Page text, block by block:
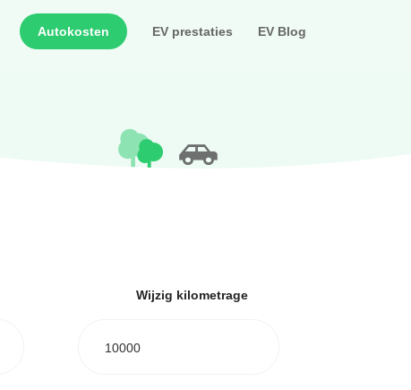
Autokosten EV prestaties EV Blog
Wijzig kilometrage
10000